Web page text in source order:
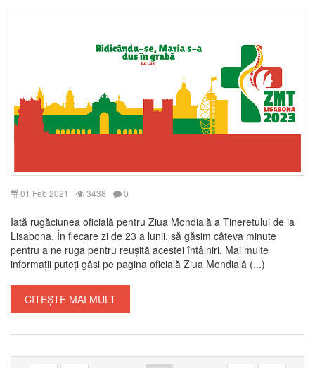
01 Feb 2021 3438 0
Iată rugăciunea oficială pentru Ziua Mondială a Tineretului de la
Lisabona. În fiecare zi de 23 a lunii, să găsim câteva minute
pentru a ne ruga pentru reușită acestei întâlniri. Mai multe
informații puteți găsi pe pagina oficială Ziua Mondială (...)
CITEȘTE MAI MULT